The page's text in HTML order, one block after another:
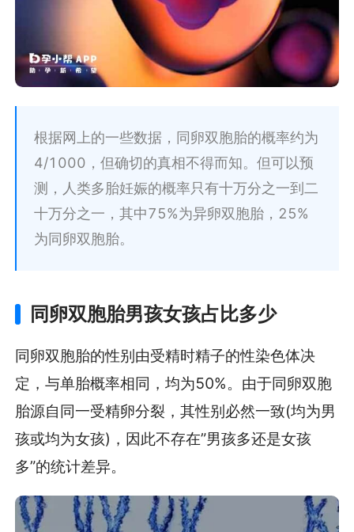
根据网上的一些数据，同卵双胞胎的概率约为
4/1000，但确切的真相不得而知。但可以预
测，人类多胎妊娠的概率只有十万分之一到二
十万分之一，其中75%为异卵双胞胎，25%
为同卵双胞胎。
同卵双胞胎男孩女孩占比多少
同卵双胞胎的性别由受精时精子的性染色体决
定，与单胎概率相同，均为50%。由于同卵双胞
胎源自同一受精卵分裂，其性别必然一致(均为男
孩或均为女孩)，因此不存在”男孩多还是女孩
多”的统计差异。